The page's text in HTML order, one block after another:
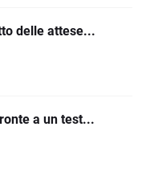
delle attese...
a un test...